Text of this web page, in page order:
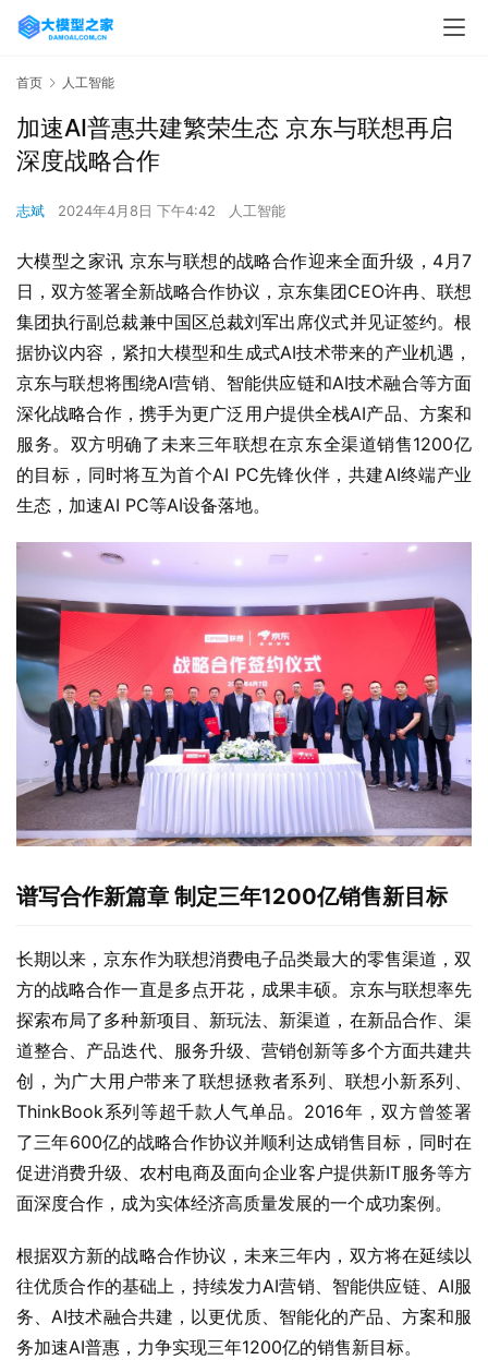
首页 人工智能
加速AI普惠共建繁荣生态 京东与联想再启
深度战略合作
志斌 2024年4月8日 下午4:42 人工智能
大模型之家讯 京东与联想的战略合作迎来全面升级，4月7
日，双方签署全新战略合作协议，京东集团CEO许冉、联想
集团执行副总裁兼中国区总裁刘军出席仪式并见证签约。根
据协议内容，紧扣大模型和生成式AI技术带来的产业机遇，
京东与联想将围绕AI营销、智能供应链和AI技术融合等方面
深化战略合作，携手为更广泛用户提供全栈AI产品、方案和
服务。双方明确了未来三年联想在京东全渠道销售1200亿
的目标，同时将互为首个AI PC先锋伙伴，共建AI终端产业
生态，加速AI PC等AI设备落地。
谱写合作新篇章 制定三年1200亿销售新目标
长期以来，京东作为联想消费电子品类最大的零售渠道，双
方的战略合作一直是多点开花，成果丰硕。京东与联想率先
探索布局了多种新项目、新玩法、新渠道，在新品合作、渠
道整合、产品迭代、服务升级、营销创新等多个方面共建共
创，为广大用户带来了联想拯救者系列、联想小新系列、
ThinkBook系列等超千款人气单品。2016年，双方曾签署
了三年600亿的战略合作协议并顺利达成销售目标，同时在
促进消费升级、农村电商及面向企业客户提供新IT服务等方
面深度合作，成为实体经济高质量发展的一个成功案例。
根据双方新的战略合作协议，未来三年内，双方将在延续以
往优质合作的基础上，持续发力AI营销、智能供应链、AI服
务、AI技术融合共建，以更优质、智能化的产品、方案和服
务加速AI普惠，力争实现三年1200亿的销售新目标。